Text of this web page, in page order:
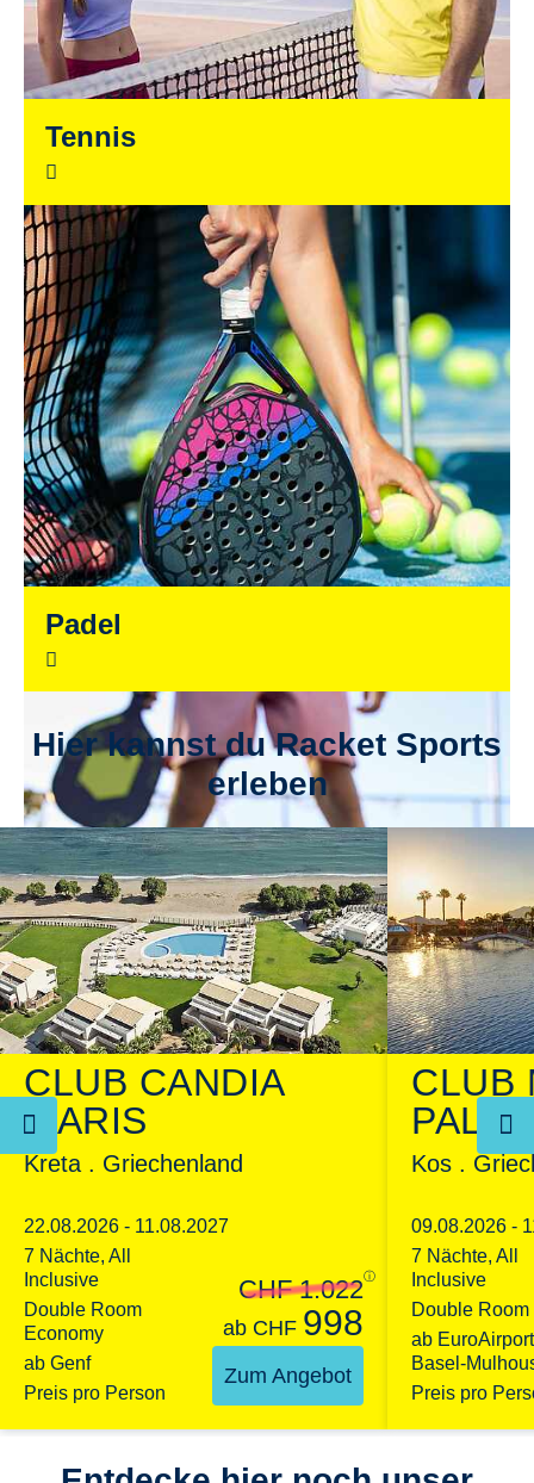
Tennis
Padel
Pickleball
Hier kannst du Racket Sports
erleben
CLUB CANDIA
MARIS
Kreta . Griechenland
22.08.2026 - 11.08.2027
7 Nächte, All
Inclusive
Double Room
Economy
ab Genf
Preis pro Person
ⓘ
CHF 1.022
ab CHF 998
Zum Angebot
CLUB
Kos .
09.08.2026 -
7 Nächte, All
Inclusive
Double Room
ab EuroAirport
Basel-
Preis pro